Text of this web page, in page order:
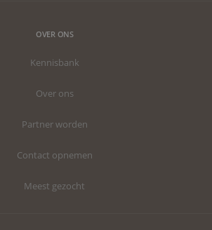
OVER ONS
Kennisbank
Over ons
Partner worden
Contact opnemen
Meest gezocht